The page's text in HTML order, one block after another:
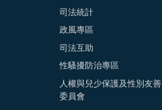
司法統計
政風專區
司法互助
性騷擾防治專區
人權與兒少保護及性別友善
委員會